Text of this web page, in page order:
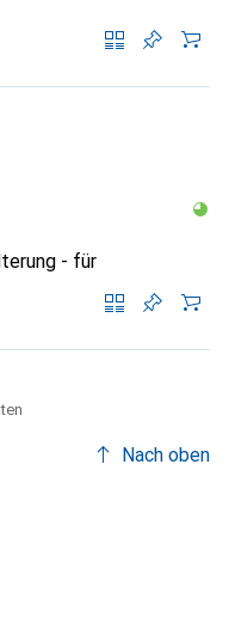
- für
Nach oben